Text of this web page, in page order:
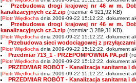
Przebudowa drogi krajowej nr 46 w m.
kanalizacyjnych cz.2.zip (rozmiar 4 921,92 KB)
[Piotr Więdłocha dnia 2009-09-22 15:12:22, dokument
Przebudowa drogi krajowej nr 46 w m.
kanalizacyjnych cz.3.zip (rozmiar 3 289,31 KB)
[Piotr Więdłocha dnia 2009-09-22 15:12:22, dokument
Przebudowa sieci wodociągowej z
[Piotr Więdłocha dnia 2009-09-22 15:12:22, dokument
Przedmiar 713_1 - PRZEPOMPOWNIA PA.pdf
[Piotr Więdłocha dnia 2009-09-22 15:12:22, dokument
PRZEDMIAR ROBÓT - Kanalizacja sanitarna i
[Piotr Więdłocha dnia 2009-09-22 15:12:22, dokument
PRZEDMIAR ROBÓT - Kanalizacja sanitarna i